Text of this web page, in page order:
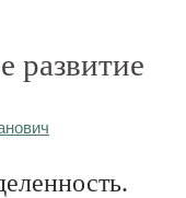
развитие